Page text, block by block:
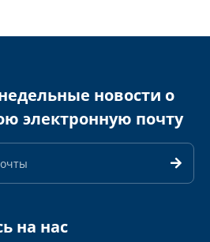
новости о
электронную почту
на нас